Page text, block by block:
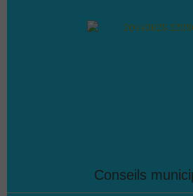
Conseils